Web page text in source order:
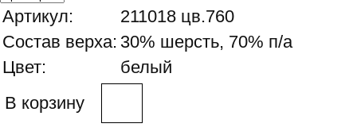
Артикул:
211018 цв.760
Состав верха: 30% шерсть, 70% п/а
Цвет:
белый
В корзину